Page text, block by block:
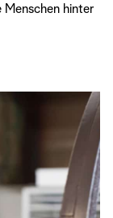
Menschen hinter